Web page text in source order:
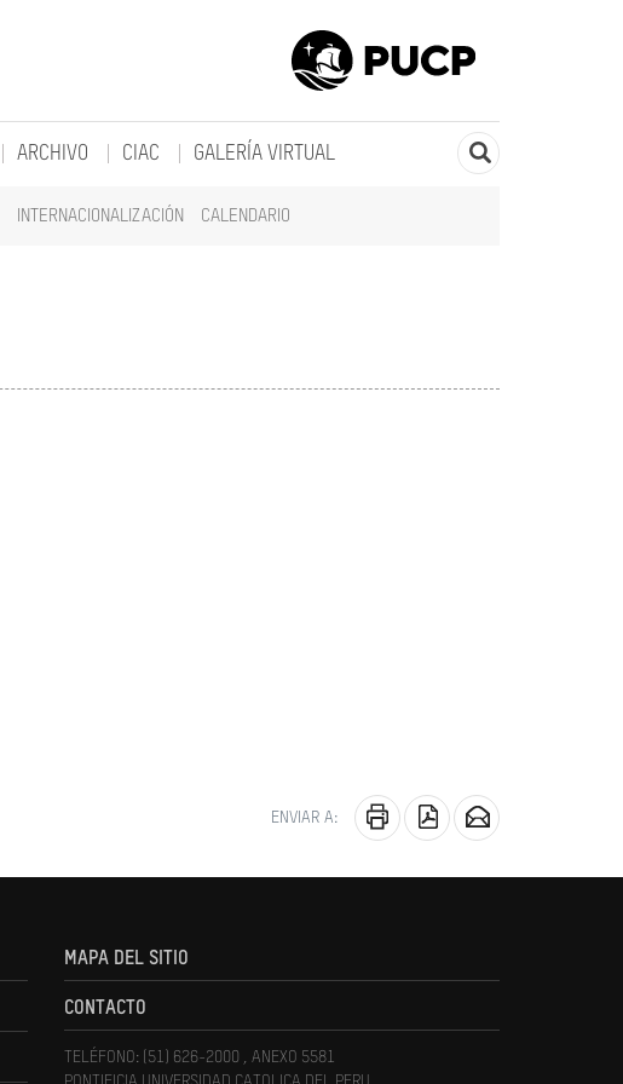
INTERNACIONALIZACIÓN CALENDARIO
ARCHIVO CIAC GALERÍA VIRTUAL
ENVIAR A:
MAPA DEL SITIO
CONTACTO
TELÉFONO: (51) 626-2000 , ANEXO 5581